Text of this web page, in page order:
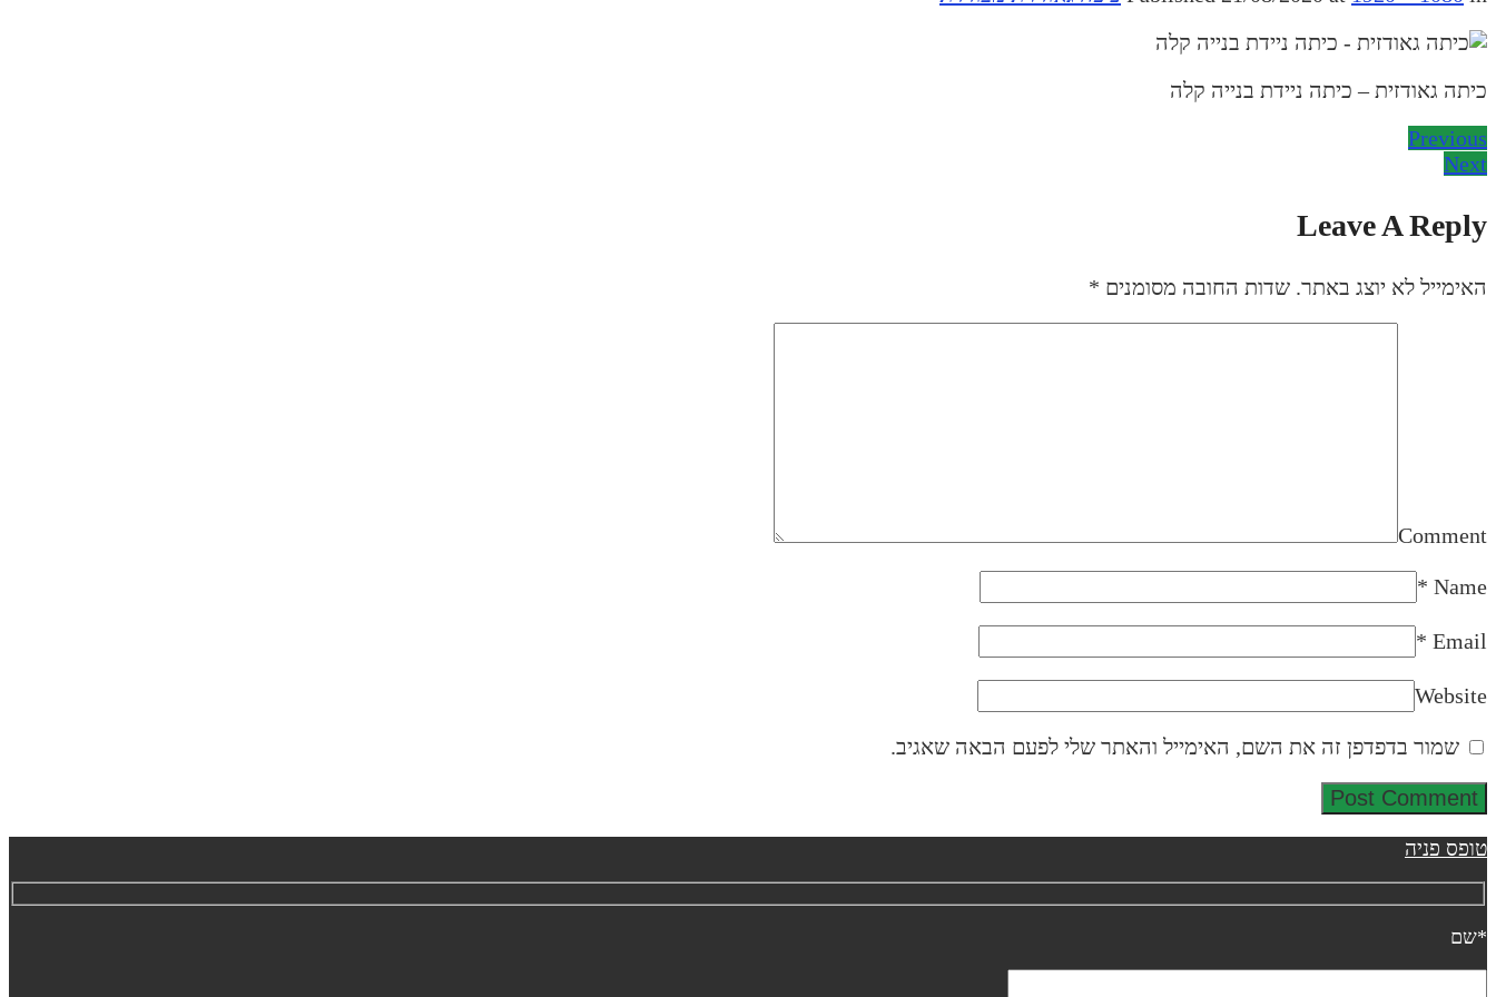
כיתה גאודזית – כיתה ניידת בנייה קלה
Previous
Next
Leave A Reply
האימייל לא יוצג באתר. שדות החובה מסומנים *
Comment
Name
*
Email
*
Website
שמור בדפדפן זה את השם, האימייל והאתר שלי לפעם הבאה שאגיב.
טופס פניה
*שם